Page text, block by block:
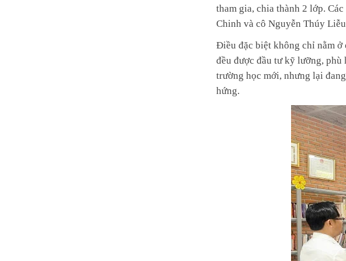
tham gia, chia thành 2 lớp.
Chinh và cô Nguyễn Thúy
Điều đặc biệt không chỉ nằm ở
đều được đầu tư kỹ lưỡng,
trường học mới, nhưng lại
hứng.